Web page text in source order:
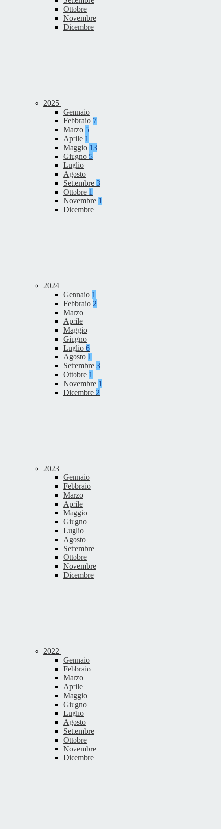
Ottobre
Novembre
Dicembre
2025
Gennaio
Febbraio 7
Marzo 5
Aprile 1
Maggio 13
Giugno 5
Luglio
Agosto
Settembre 3
Ottobre 1
Novembre 1
Dicembre
2024
Gennaio 1
Febbraio 2
Marzo
Aprile
Maggio
Giugno
Luglio 6
Agosto 1
Settembre 3
Ottobre 1
Novembre 1
Dicembre 2
2023
Gennaio
Febbraio
Marzo
Aprile
Maggio
Giugno
Luglio
Agosto
Settembre
Ottobre
Novembre
Dicembre
2022
Gennaio
Febbraio
Marzo
Aprile
Maggio
Giugno
Luglio
Agosto
Settembre
Ottobre
Novembre
Dicembre